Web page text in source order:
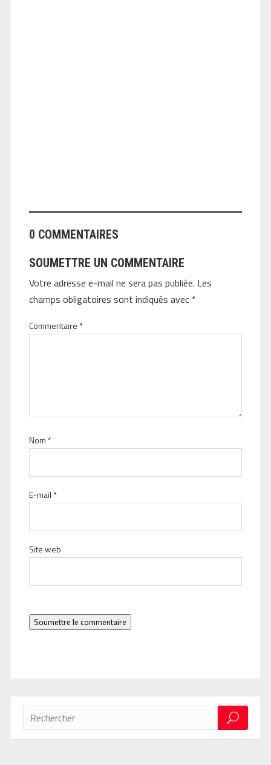
0 COMMENTAIRES
SOUMETTRE UN COMMENTAIRE
Votre adresse e-mail ne sera pas publiée. Les
champs obligatoires sont indiqués avec *
Commentaire *
Nom *
E-mail *
Site web
Soumettre le commentaire